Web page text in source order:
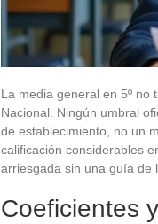
La media general en 5º no
Nacional. Ningún umbral
de establecimiento, no un
calificación considerables
arriesgada sin una guía de
Coeficientes